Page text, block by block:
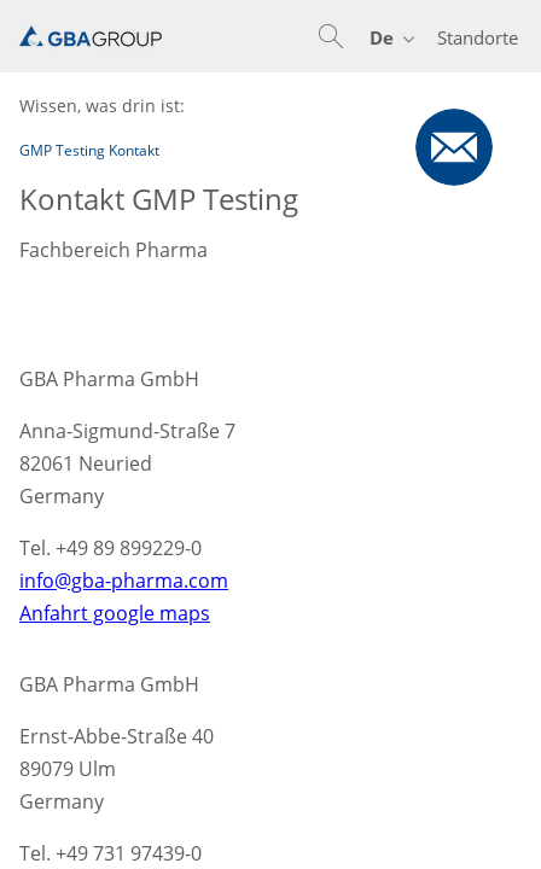
Standorte
De
Wissen, was drin ist:
GMP Testing Kontakt
Kontakt GMP Testing
Fachbereich Pharma
GBA Pharma GmbH
Anna-Sigmund-Straße 7
82061 Neuried
Germany
Tel. +49 89 899229-0
info@gba-pharma.com
Anfahrt google maps
GBA Pharma GmbH
Ernst-Abbe-Straße 40
89079 Ulm
Germany
Tel. +49 731 97439-0